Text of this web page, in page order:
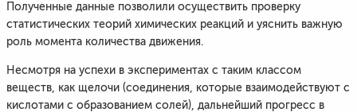
Полученные данные позволили осуществить проверку
статистических теорий химических реакций и уяснить важную
роль момента количества движения.
Несмотря на успехи в экспериментах с таким классом
веществ, как щелочи (соединения, которые взаимодействуют с
кислотами с образованием солей), дальнейший прогресс в